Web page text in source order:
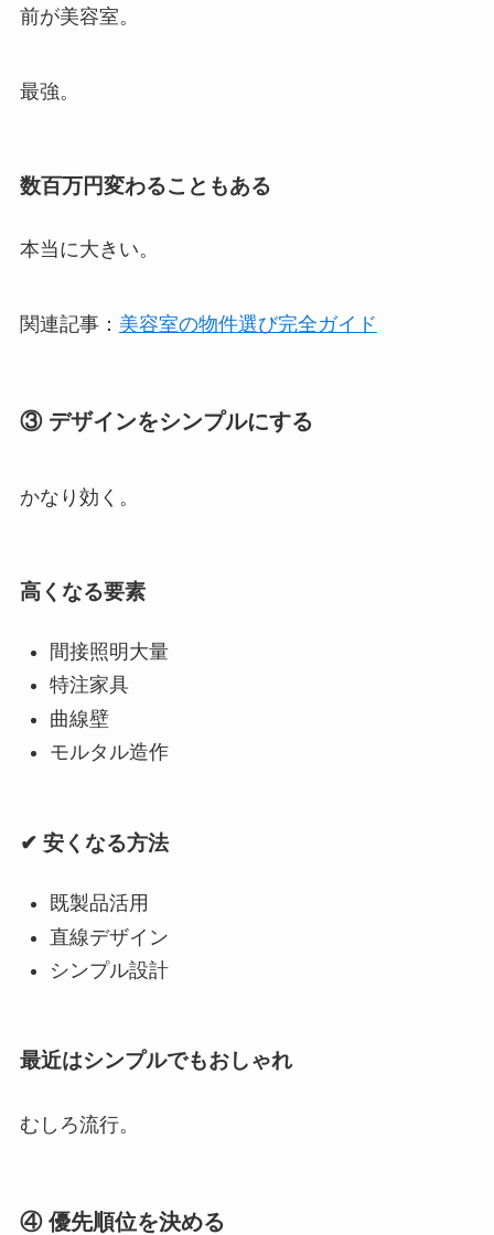
前が美容室。
最強。
数百万円変わることもある
本当に大きい。
関連記事： 美容室の物件選び完全ガイド
③ デザインをシンプルにする
かなり効く。
高くなる要素
間接照明大量
特注家具
曲線壁
モルタル造作
✔ 安くなる方法
既製品活用
直線デザイン
シンプル設計
最近はシンプルでもおしゃれ
むしろ流行。
④ 優先順位を決める